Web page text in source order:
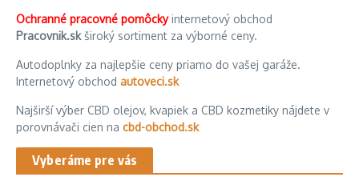
Ochranné pracovné pomôckyinternetový obchod
Pracovnik.skširoký sortiment za výborné ceny.
Autodoplnky za najlepšie ceny priamo do vašej garáže.
Internetový obchod autoveci.sk
Najširší výber CBD olejov, kvapiek a CBD kozmetiky nájdete v
porovnávači cien na cbd-obchod.sk
Vyberáme pre vás